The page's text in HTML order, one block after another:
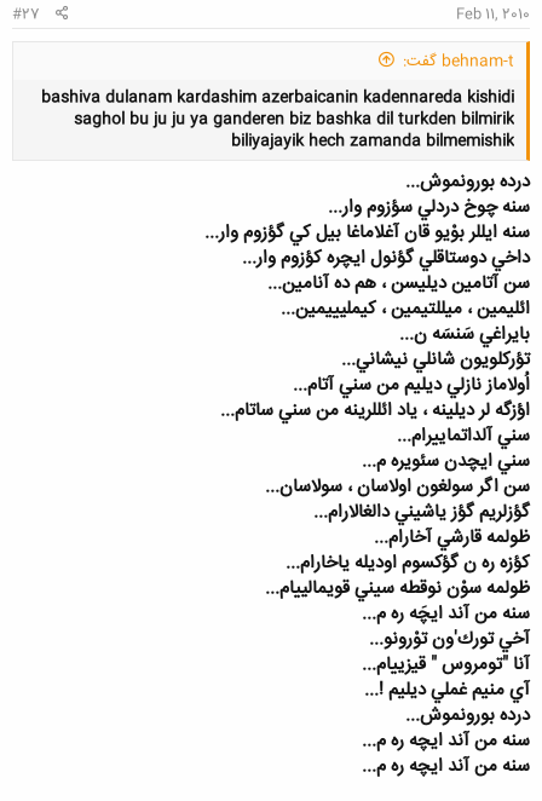
Feb 11, 2010
#27
behnam-t گفت:
bashiva dulanam kardashim azerbaicanin kadennareda kishidi
saghol bu ju ju ya ganderen biz bashka dil turkden bilmirik
biliyajayik hech zamanda bilmemishik
کلیک کنید تا باز شود...
درده بورونموش...
سنه چوخ دردلي سؤزوم وار...
سنه ايللر بوْيو قان آغلاماغا بيل كي گؤزوم وار...
داخي دوستاقلي گؤنول ايچره كؤزوم وار...
سن آتامين ديلي‏سن ، هم ده آنامين...
ائليمين ، ميللتيمين ، كيمليييمين...
بايراغي سَنسَه ن...
تؤركلويون شانلي نيشاني...
اُولاماز نازلي ديليم من سني آتام...
اؤزگه ‏لر ديلينه ، ياد ائللرينه من سني ساتام...
سني آلداتماييرام...
سني ايچدن سئويره‏ م...
سن اگر سولغون اولاسان ، سولاسان...
گؤزلريم گؤز ياشيني دالغالارام...
ظولمه قارشي آخارام...
كؤزه ‏ره ‏ن گؤكسوم اوديله ياخارام...
ظولمه سوْن نوقطه‏ سيني قويمالييام...
سنه من آند ايچَه ره ‏م...
آخي تورك'ون توْرونو...
آنا "تومروس " قيزييام...
آي منيم غملي ديليم !...
درده بورونموش...
سنه من آند ايچه ره ‏م...
سنه من آند ايچه ره ‏م...